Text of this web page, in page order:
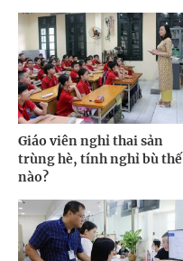
Giáo viên nghỉ thai sản
trùng hè, tính nghỉ bù thế
nào?